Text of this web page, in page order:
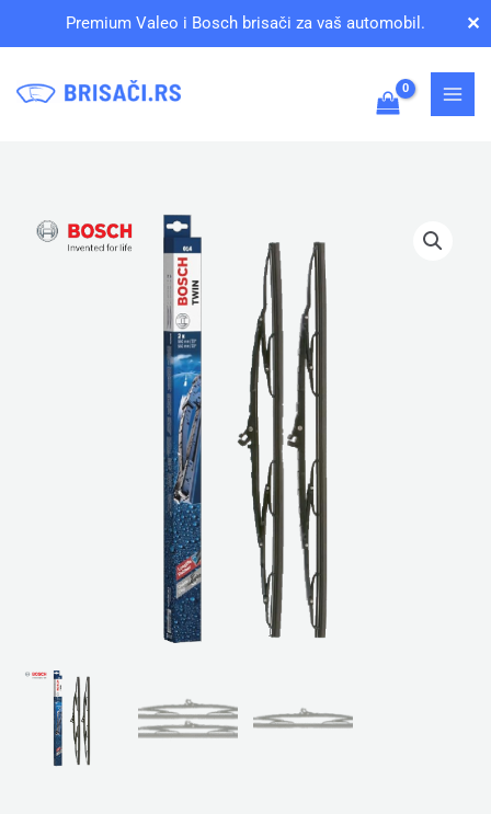
Premium Valeo i Bosch brisači za vaš automobil. ✕